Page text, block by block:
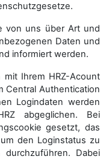
von uns über Art und
Daten und
informiert werden.
Ihrem HRZ-Acount
Central Authentication
Logindaten werden
abgeglichen. Bei
gesetzt, das
den Loginstatus zu
Dabei